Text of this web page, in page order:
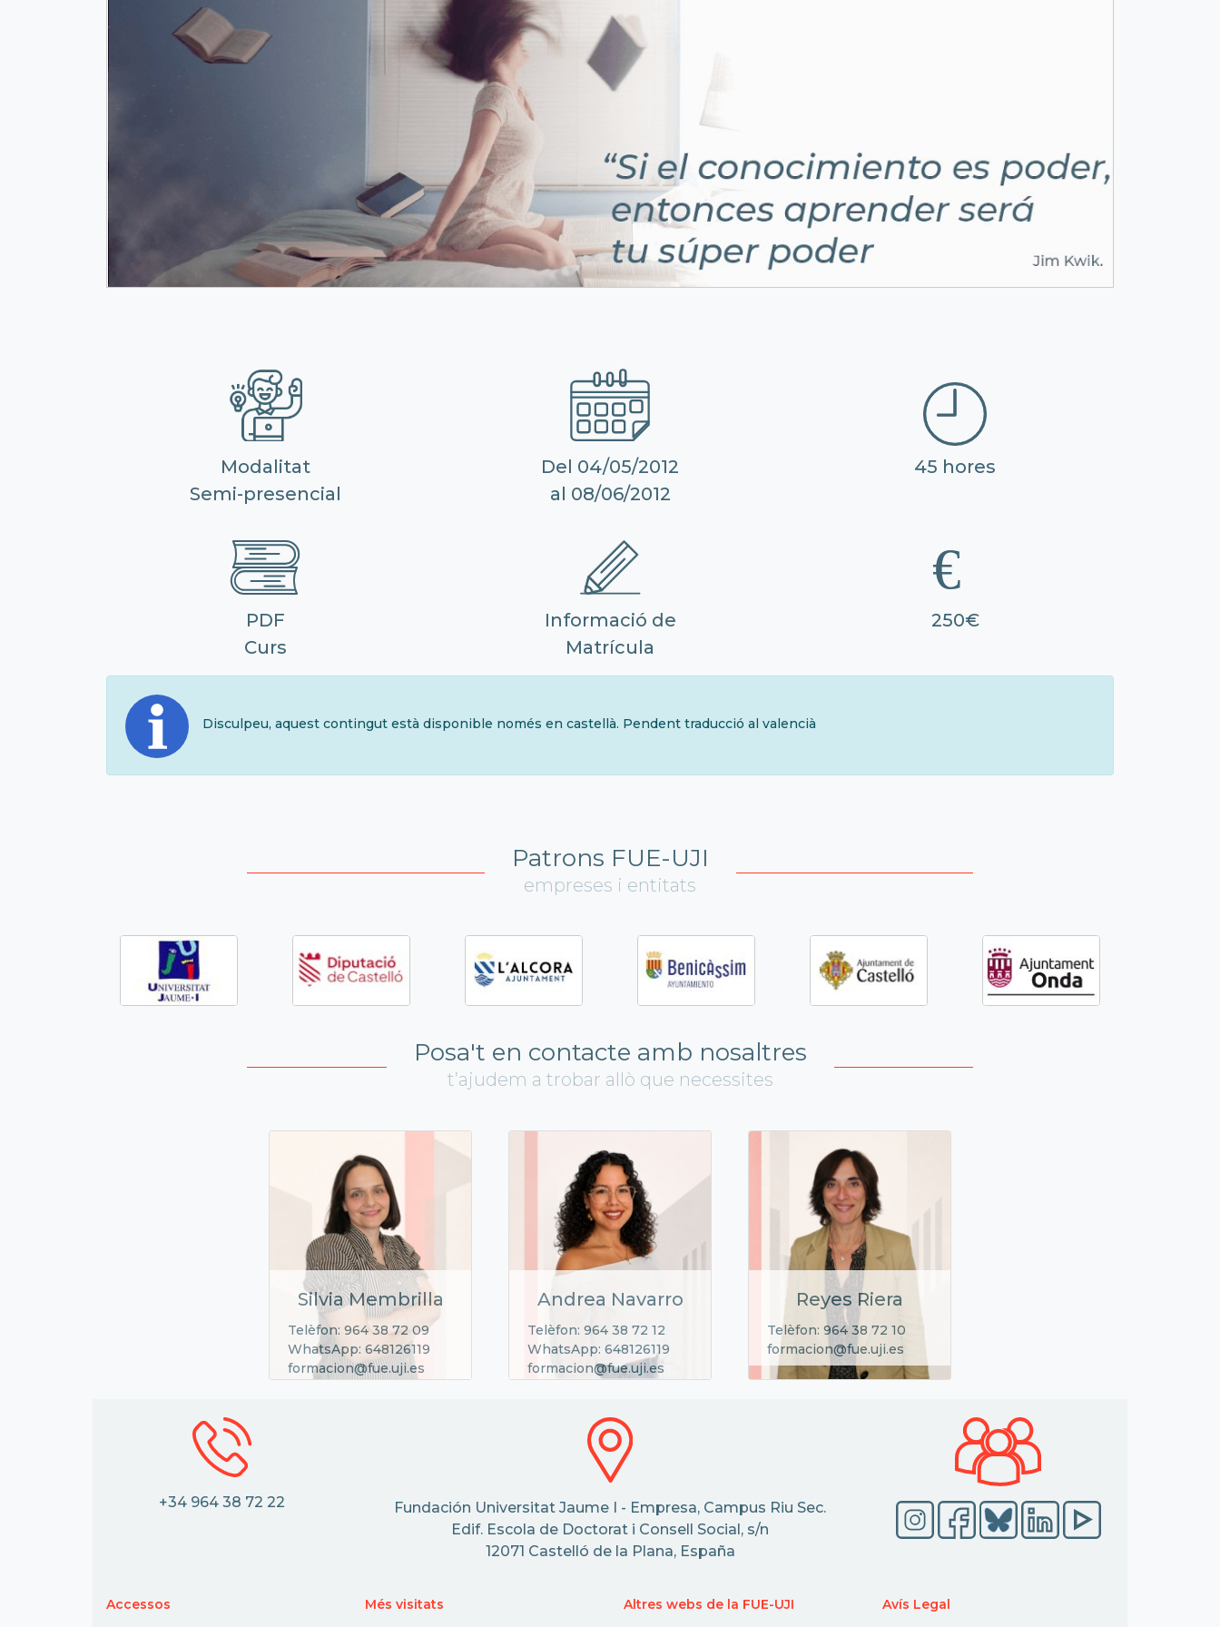
Modalitat
Semi-presencial
Del 04/05/2012
al 08/06/2012
45 hores
PDF
Curs
Informació de
Matrícula
250€
Disculpeu, aquest contingut està disponible només en castellà. Pendent traducció al valencià
Patrons FUE-UJI
empreses i entitats
Posa't en contacte amb nosaltres
t’ajudem a trobar allò que necessites
Silvia Membrilla
Telèfon: 964 38 72 09
WhatsApp: 648126119
formacion@fue.uji.es
Andrea Navarro
Telèfon: 964 38 72 12
WhatsApp: 648126119
formacion@fue.uji.es
Reyes Riera
Telèfon: 964 38 72 10
formacion@fue.uji.es
+34 964 38 72 22
Fundación Universitat Jaume I - Empresa, Campus Riu Sec.
Edif. Escola de Doctorat i Consell Social, s/n
12071 Castelló de la Plana, España
Accessos Més visitats Altres webs de la FUE-UJI Avís Legal